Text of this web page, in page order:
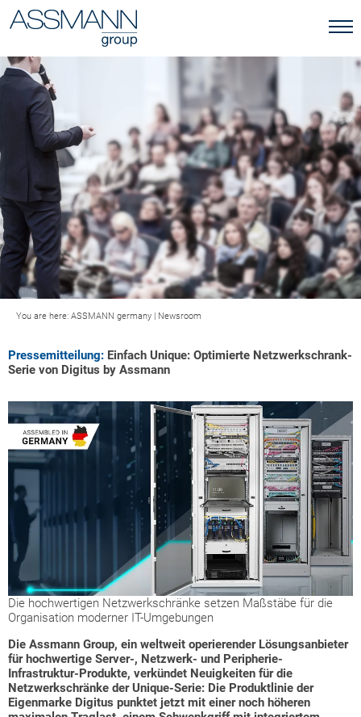
You are here: ASSMANN germany | Newsroom
Pressemitteilung: Einfach Unique: Optimierte Netzwerkschrank-
Serie von Digitus by Assmann
Die hochwertigen Netzwerkschränke setzen Maßstäbe für die
Organisation moderner IT-Umgebungen
Die Assmann Group, ein weltweit operierender Lösungsanbieter
für hochwertige Server-, Netzwerk- und Peripherie-
Infrastruktur-Produkte, verkündet Neuigkeiten für die
Netzwerkschränke der Unique-Serie: Die Produktlinie der
Eigenmarke Digitus punktet jetzt mit einer noch höheren